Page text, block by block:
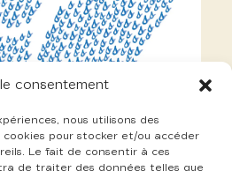
consentement
nous utilisons des
pour stocker et/ou accéder
Le fait de consentir à ces
de traiter des données telles que